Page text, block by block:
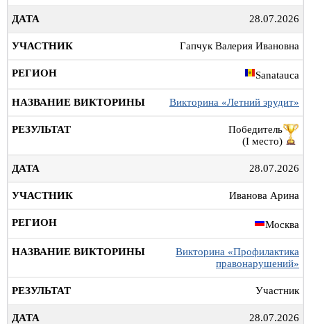
28.07.2026
Гапчук Валерия Ивановна
Sanatauca
Викторина «Летний эрудит»
Победитель
(I место)
28.07.2026
Иванова Арина
Москва
Викторина «Профилактика
правонарушений»
Участник
28.07.2026